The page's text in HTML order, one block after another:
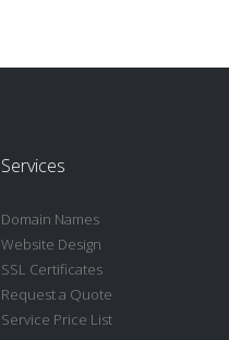
Services
Domain Names
Website Design
SSL Certificates
Request a Quote
Service Price List